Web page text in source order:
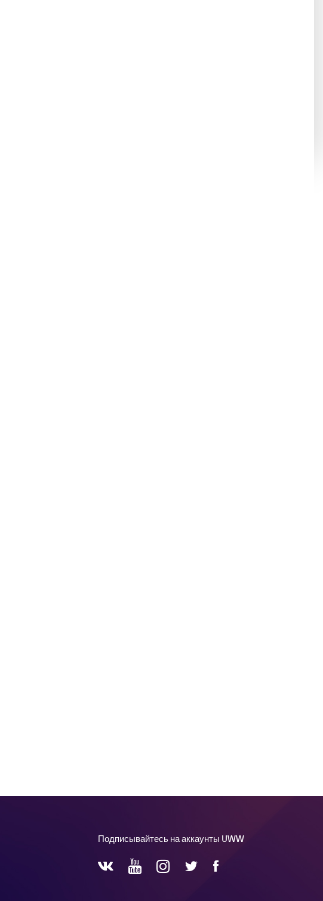
Подписывайтесь на аккаунты UWW
VKontakte YouTubeInstagram
Twitter Facebook